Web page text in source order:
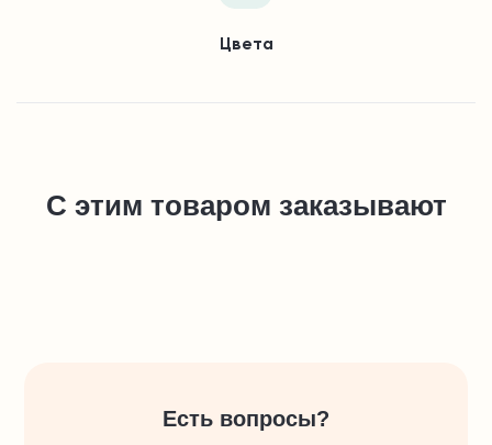
Цвета
С этим товаром заказывают
Есть вопросы?